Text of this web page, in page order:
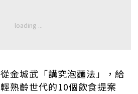
從金城武「講究泡麵法」，給
輕熟齡世代的10個飲食提案